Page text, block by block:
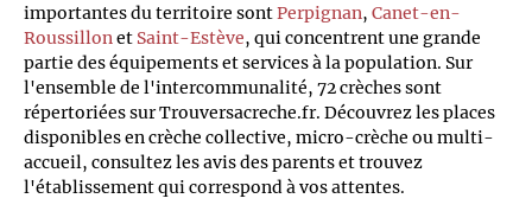
importantes du territoire sontPerpignan, Canet-en-
Roussillonet Saint-Estève, qui concentrent une grande
partie des équipements et services à la population. Sur
l'ensemble de l'intercommunalité, 72 crèches sont
répertoriées sur Trouversacreche.fr. Découvrez les places
disponibles en crèche collective, micro-crèche ou multi-
accueil, consultez les avis des parents et trouvez
l'établissement qui correspond à vos attentes.